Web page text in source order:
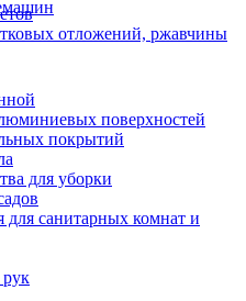
отложений, ржавчины
поверхностей
покрытий
для уборки
для санитарных комнат и